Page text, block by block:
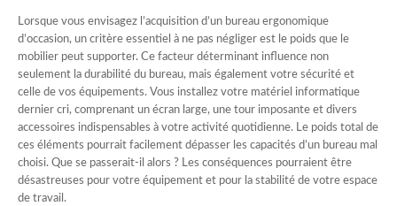
Lorsque vous envisagez l’acquisition d’un bureau ergonomique
d’occasion, un critère essentiel à ne pas négliger est le poids que le
mobilier peut supporter. Ce facteur déterminant influence non
seulement la durabilité du bureau, mais également votre sécurité et
celle de vos équipements. Vous installez votre matériel informatique
dernier cri, comprenant un écran large, une tour imposante et divers
accessoires indispensables à votre activité quotidienne. Le poids total de
ces éléments pourrait facilement dépasser les capacités d’un bureau mal
choisi. Que se passerait-il alors ? Les conséquences pourraient être
désastreuses pour votre équipement et pour la stabilité de votre espace
de travail.